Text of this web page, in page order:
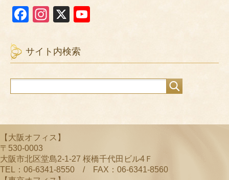
F
c
e
b
o
k
In
a
gr
a
m
X
T
u
b
C
a
サイト内検索
【大阪オフィス】
〒530-0003
大阪市北区堂島2-1-27 桜橋千代田ビル4Ｆ
TEL：06-6341-8550 / FAX：06-6341-8560